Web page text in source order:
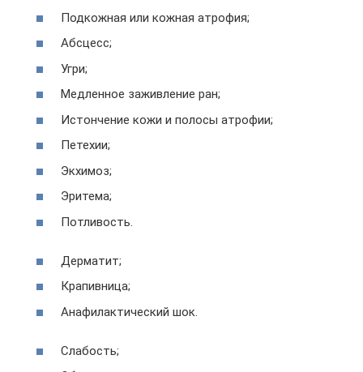
Подкожная или кожная атрофия;
Абсцесс;
Угри;
Медленное заживление ран;
Истончение кожи и полосы атрофии;
Петехии;
Экхимоз;
Эритема;
Потливость.
Дерматит;
Крапивница;
Анафилактический шок.
Слабость;